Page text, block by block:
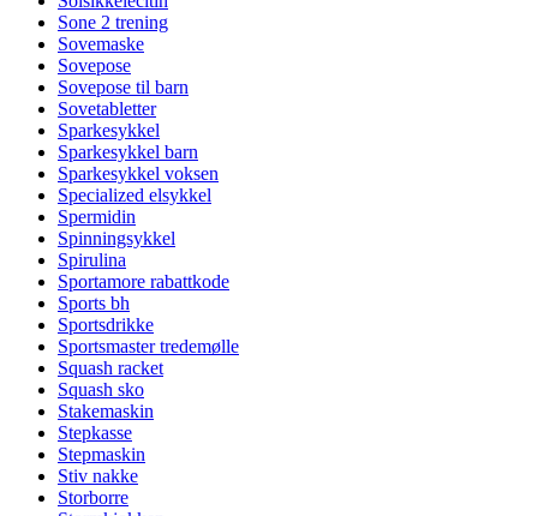
Sone 2 trening
Sovemaske
Sovepose
Sovepose til barn
Sovetabletter
Sparkesykkel
Sparkesykkel barn
Sparkesykkel voksen
Specialized elsykkel
Spermidin
Spinningsykkel
Spirulina
Sportamore rabattkode
Sports bh
Sportsdrikke
Sportsmaster tredemølle
Squash racket
Squash sko
Stakemaskin
Stepkasse
Stepmaskin
Stiv nakke
Storborre